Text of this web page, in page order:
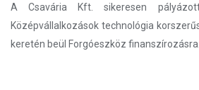
A Csavária Kft. sikeresen
Középvállalkozások technológia
keretén beül Forgóeszköz finanszírozásra.